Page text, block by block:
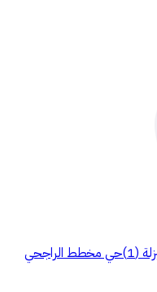
(
1
)حي مخطط الراجحي